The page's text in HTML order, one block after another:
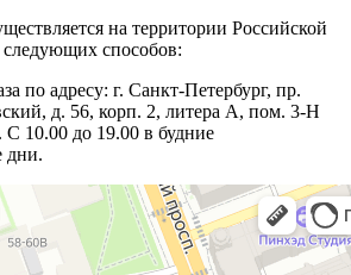
на территории Российской
способов:
по адресу: г. Санкт-Петербург, пр.
д. 56, корп. 2, литера А, пом. 3-Н
С 10.00 до 19.00 в будние
дни.